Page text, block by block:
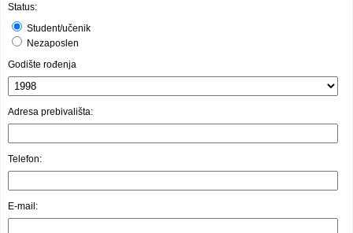
Status:
Student/učenik
Nezaposlen
Godište rođenja
Adresa prebivališta:
Telefon:
E-mail: